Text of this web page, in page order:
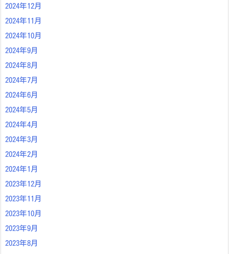
2024年12月
2024年11月
2024年10月
2024年9月
2024年8月
2024年7月
2024年6月
2024年5月
2024年4月
2024年3月
2024年2月
2024年1月
2023年12月
2023年11月
2023年10月
2023年9月
2023年8月